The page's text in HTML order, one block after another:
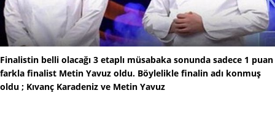
Finalistin belli olacağı 3 etaplı müsabaka sonunda sadece 1 puan
farkla finalist Metin Yavuz oldu. Böylelikle finalin adı konmuş
oldu ; Kıvanç Karadeniz ve Metin Yavuz